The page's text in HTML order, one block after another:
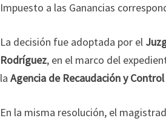
Impuesto a las Ganancias
La decisión fue adoptada por el
Rodríguez, en el marco del
la Agencia de Recaudación y
En la misma resolución, el